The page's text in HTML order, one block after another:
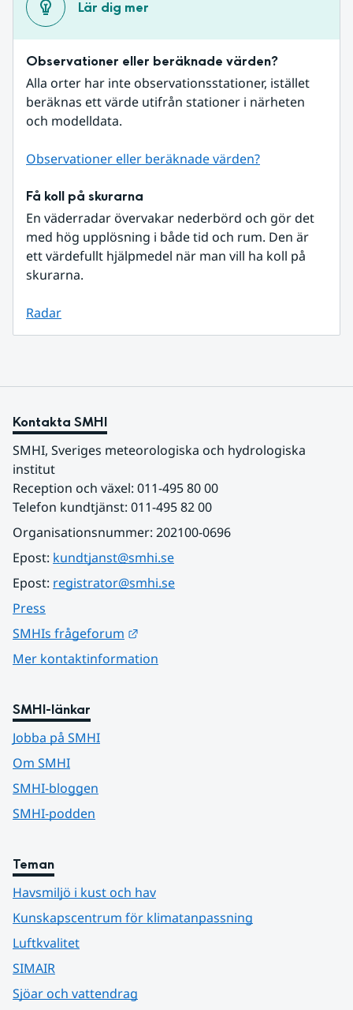
Lär dig mer
Observationer eller beräknade värden?
Alla orter har inte observationsstationer, istället
beräknas ett värde utifrån stationer i närheten
och modelldata.
Observationer eller beräknade värden?
Få koll på skurarna
En väderradar övervakar nederbörd och gör det
med hög upplösning i både tid och rum. Den är
ett värdefullt hjälpmedel när man vill ha koll på
skurarna.
Radar
Kontakta SMHI
SMHI, Sveriges meteorologiska och hydrologiska
institut
Reception och växel: 011-495 80 00
Telefon kundtjänst: 011-495 82 00
Organisationsnummer: 202100-0696
Epost: kundtjanst@smhi.se
Epost: registrator@smhi.se
Press
SMHIs frågeforum
Mer kontaktinformation
SMHI-länkar
Jobba på SMHI
Om SMHI
SMHI-bloggen
SMHI-podden
Teman
Havsmiljö i kust och hav
Kunskapscentrum för klimatanpassning
Luftkvalitet
SIMAIR
Sjöar och vattendrag